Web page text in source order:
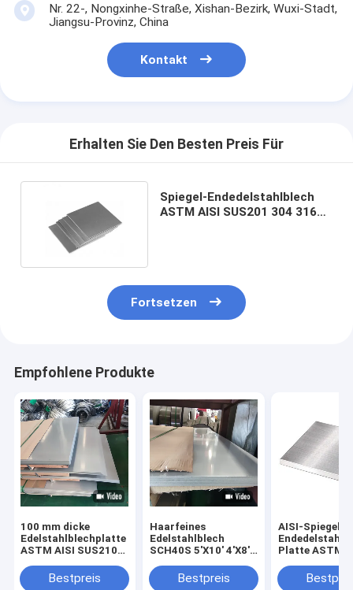
Nr. 22-, Nongxinhe-Straße, Xishan-Bezirk, Wuxi-Stadt,
Jiangsu-Provinz, China
Kontakt
Erhalten Sie Den Besten Preis Für
Spiegel-Endedelstahlblech
ASTM AISI SUS201 304 316L
Fortsetzen
Empfohlene Produkte
100 mm dicke
Edelstahlblechplatte
ASTM AISI SUS210
Matt-Finish
Bestpreis
Haarfeines
Edelstahlblech
SCH40S 5'X10' 4'X8'
DuplexBestpreis
AISI-Spiegel-
Platte ASTM
1000mm